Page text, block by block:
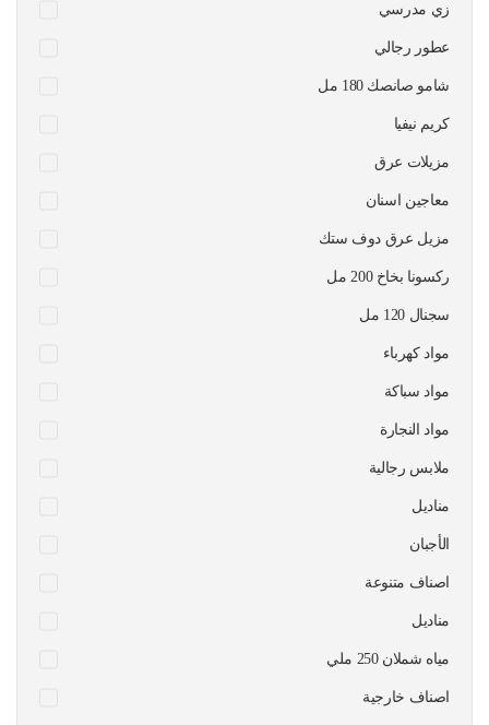
زي مدرسي
عطور رجالي
شامو صانصك 180 مل
كريم نيفيا
مزيلات عرق
معاجين اسنان
مزيل عرق دوف ستك
ركسونا بخاخ 200 مل
سجنال 120 مل
مواد كهرباء
مواد سباكة
مواد النجارة
ملابس رجالية
مناديل
الأجبان
اصناف متنوعة
مناديل
مياه شملان 250 ملي
اصناف خارجية